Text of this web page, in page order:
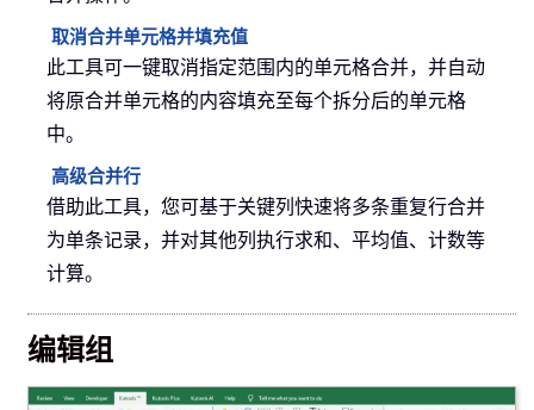
取消合并单元格并填充值
此工具可一键取消指定范围内的单元格合并，并自动
将原合并单元格的内容填充至每个拆分后的单元格
中。
高级合并行
借助此工具，您可基于关键列快速将多条重复行合并
为单条记录，并对其他列执行求和、平均值、计数等
计算。
编辑组